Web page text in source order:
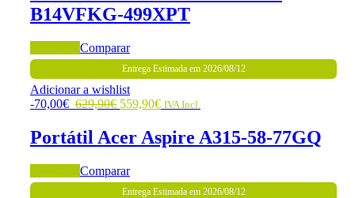
B14VFKG-499XPT
Comparar
Entrega Estimada em 2026/08/12
Adicionar a wishlist
-70,00€ 629,90€ 559,90€ IVA Incl.
Portátil Acer Aspire A315-58-77GQ
Comparar
Entrega Estimada em 2026/08/12